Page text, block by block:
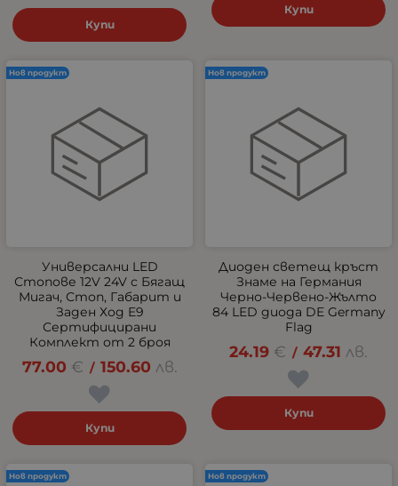
Купи
Купи
Универсални LED
Стопове 12V 24V с Бягащ
Мигач, Стоп, Габарит и
Заден Ход E9
Сертифицирани
Комплект от 2 броя
77.00 € / 150.60 лв.
Купи
Нов продукт
Диоден светещ кръст
Знаме на Германия
Черно-Червено-Жълто
84 LED диода DE Germany
Flag
24.19 € / 47.31 лв.
Купи
Нов продукт
Нов продукт
Нов продукт